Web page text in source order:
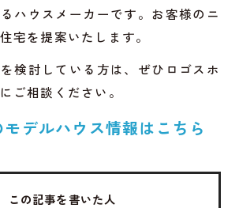
ハウスメーカーです。お客様のニ
宅を提案いたします。
検討している方は、ぜひロゴスホ
ご相談ください。
デルハウス情報はこちら
この記事を書いた人